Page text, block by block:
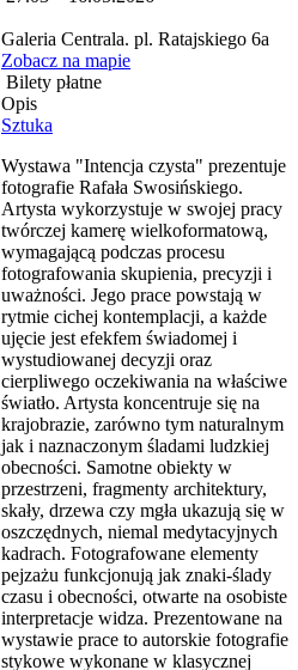
Galeria Centrala. pl. Ratajskiego 6a
Zobacz na mapie
Bilety płatne
Opis
Sztuka
Wystawa "Intencja czysta" prezentuje
fotografie Rafała Swosińskiego.
Artysta wykorzystuje w swojej pracy
twórczej kamerę wielkoformatową,
wymagającą podczas procesu
fotografowania skupienia, precyzji i
uważności. Jego prace powstają w
rytmie cichej kontemplacji, a każde
ujęcie jest efekfem świadomej i
wystudiowanej decyzji oraz
cierpliwego oczekiwania na właściwe
światło. Artysta koncentruje się na
krajobrazie, zarówno tym naturalnym
jak i naznaczonym śladami ludzkiej
obecności. Samotne obiekty w
przestrzeni, fragmenty architektury,
skały, drzewa czy mgła ukazują się w
oszczędnych, niemal medytacyjnych
kadrach. Fotografowane elementy
pejzażu funkcjonują jak znaki-ślady
czasu i obecności, otwarte na osobiste
interpretacje widza. Prezentowane na
wystawie prace to autorskie fotografie
stykowe wykonane w klasycznej